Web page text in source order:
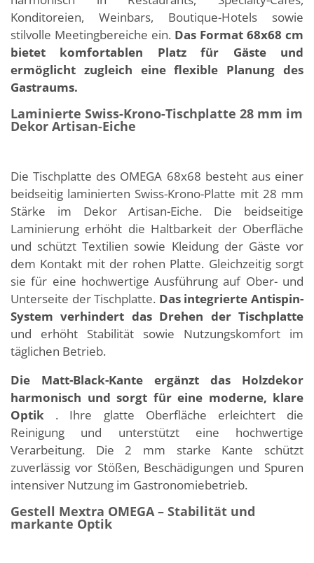
Konditoreien, Weinbars, Boutique-Hotels sowie
stilvolle Meetingbereiche ein. Das Format 68x68 cm
bietet komfortablen Platz für Gäste und
ermöglicht zugleich eine flexible Planung des
Gastraums.
Laminierte Swiss-Krono-Tischplatte 28 mm im
Dekor Artisan-Eiche
Die Tischplatte des OMEGA 68x68 besteht aus einer
beidseitig laminierten Swiss-Krono-Platte mit 28 mm
Stärke im Dekor Artisan-Eiche. Die beidseitige
Laminierung erhöht die Haltbarkeit der Oberfläche
und schützt Textilien sowie Kleidung der Gäste vor
dem Kontakt mit der rohen Platte. Gleichzeitig sorgt
sie für eine hochwertige Ausführung auf Ober- und
Unterseite der Tischplatte. Das integrierte Antispin-
System verhindert das Drehen der Tischplatte
und erhöht Stabilität sowie Nutzungskomfort im
täglichen Betrieb.
Die Matt-Black-Kante ergänzt das Holzdekor
harmonisch und sorgt für eine moderne, klare
Optik . Ihre glatte Oberfläche erleichtert die
Reinigung und unterstützt eine hochwertige
Verarbeitung. Die 2 mm starke Kante schützt
zuverlässig vor Stößen, Beschädigungen und Spuren
intensiver Nutzung im Gastronomiebetrieb.
Gestell Mextra OMEGA – Stabilität und
markante Optik